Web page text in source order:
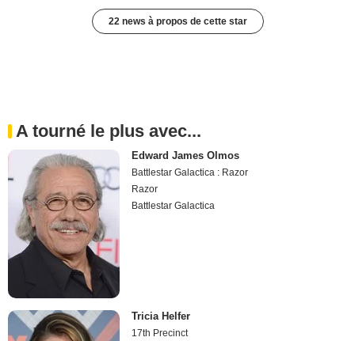
22 news à propos de cette star
A tourné le plus avec...
Edward James Olmos
Battlestar Galactica : Razor
Razor
Battlestar Galactica
Tricia Helfer
17th Precinct